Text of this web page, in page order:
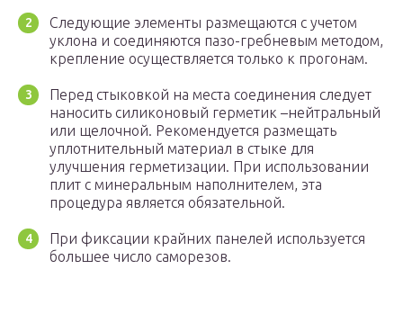
Следующие элементы размещаются с учетом
уклона и соединяются пазо-гребневым методом,
крепление осуществляется только к прогонам.
Перед стыковкой на места соединения следует
наносить силиконовый герметик –нейтральный
или щелочной. Рекомендуется размещать
уплотнительный материал в стыке для
улучшения герметизации. При использовании
плит с минеральным наполнителем, эта
процедура является обязательной.
При фиксации крайних панелей используется
большее число саморезов.